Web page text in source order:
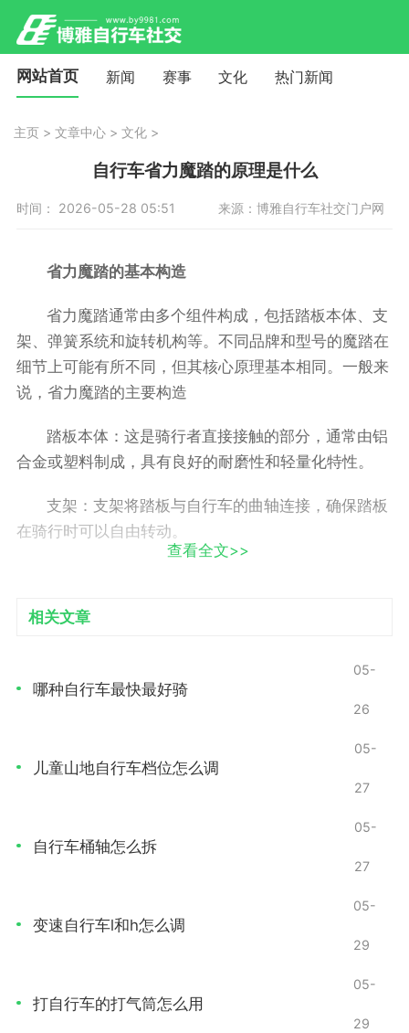
网站首页 新闻 赛事 文化 热门新闻
主页 > 文章中心 > 文化 >
自行车省力魔踏的原理是什么
时间： 2026-05-28 05:51 来源：博雅自行车社交门户网
省力魔踏的基本构造
省力魔踏通常由多个组件构成，包括踏板本体、支
架、弹簧系统和旋转机构等。不同品牌和型号的魔踏在
细节上可能有所不同，但其核心原理基本相同。一般来
说，省力魔踏的主要构造
踏板本体：这是骑行者直接接触的部分，通常由铝
合金或塑料制成，具有良好的耐磨性和轻量化特性。
支架：支架将踏板与自行车的曲轴连接，确保踏板
在骑行时可以自由转动。
影响省力效果。
旋转机构：这一部分的设计允许踏板在骑行时以更
低的阻力转动，从而减少骑行者的用力。
省力魔踏通过弹簧系统来储存和释放能量。当骑行
者踩踏踏板时，踏板向下压迫弹簧，弹簧被压缩并储存
了一部分能量。在踏板回弹的过程中，弹簧会将储存的
能量释放出来，帮助骑行者更轻松地继续踩踏。这一过
力消耗。
查看全文>>
相关文章
哪种自行车最快最好骑
05-
26
儿童山地自行车档位怎么调
05-
27
自行车桶轴怎么拆
05-
27
变速自行车l和h怎么调
05-
29
打自行车的打气筒怎么用
05-
29